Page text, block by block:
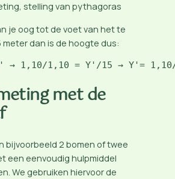
stelling van pythagoras
je oog tot de voet van het te
meter dan is de hoogte dus:
→ 1,10/1,10 = Y'/15 → Y'=
met de
bijvoorbeeld 2 bomen of twee
een eenvoudig hulpmiddel
We gebruiken hiervoor de